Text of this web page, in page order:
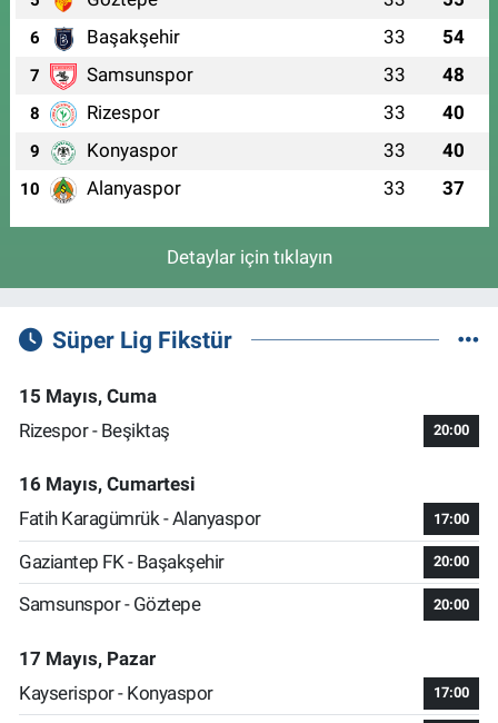
6 Başakşehir 33 54
7 Samsunspor 33 48
8 Rizespor 33 40
9 Konyaspor 33 40
10 Alanyaspor 33 37
Detaylar için tıklayın
Süper Lig Fikstür
15 Mayıs, Cuma
Rizespor - Beşiktaş
20:00
16 Mayıs, Cumartesi
Fatih Karagümrük - Alanyaspor
17:00
Gaziantep FK - Başakşehir 20:00
Samsunspor - Göztepe 20:00
17 Mayıs, Pazar
Kayserispor - Konyaspor
17:00